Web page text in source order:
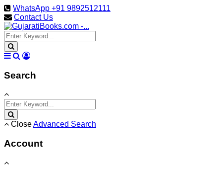
WhatsApp +91 9892512111
Contact Us
Search
CloseAdvanced Search
Account